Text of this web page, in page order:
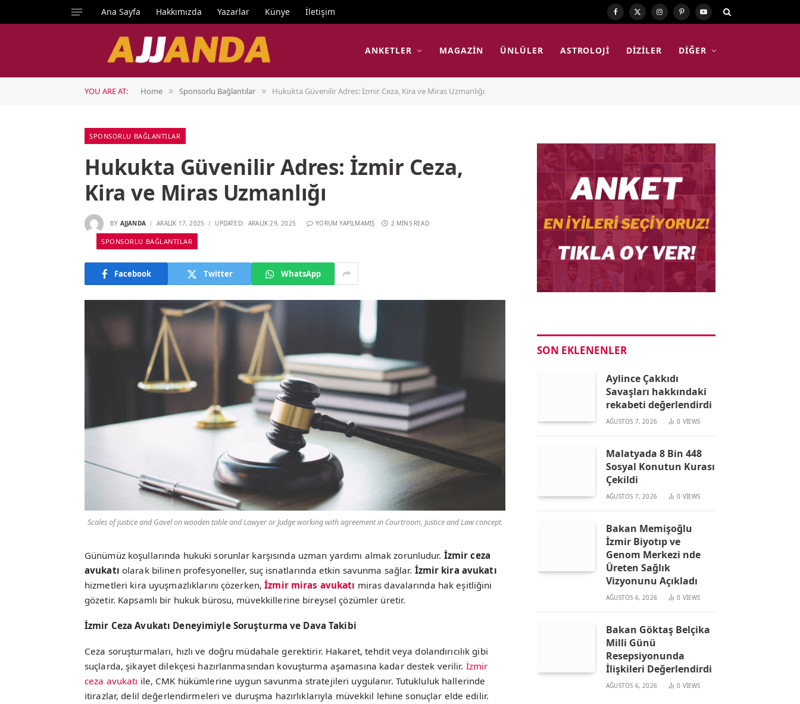
Ana Sayfa Hakkımızda Yazarlar Künye İletişim Facebook
X
Instagram
PinterestYouTube
ANKETLER MAGAZIN ÜNLÜLER ASTROLOJI DIZILER DIĞER
YOU ARE AT: Home » Sponsorlu Bağlantılar » Hukukta Güvenilir Adres: İzmir Ceza, Kira ve Miras Uzmanlığı
SPONSORLU BAĞLANTILAR
Hukukta Güvenilir Adres: İzmir Ceza,
Kira ve Miras Uzmanlığı
BY AJJANDA ARALIK 17, 2025 UPDATED: ARALIK 29, 2025 YORUM YAPILMAMIŞ 2 MINS READ
SPONSORLU BAĞLANTILAR
Facebook Twitter WhatsApp
Scales of justice and Gavel on wooden table and Lawyer or Judge working with agreement in Courtroom, Justice and Law concept.
Günümüz koşullarında hukuki sorunlar karşısında uzman yardımı almak zorunludur. İzmir ceza
avukatı olarak bilinen profesyoneller, suç isnatlarında etkin savunma sağlar. İzmir kira avukatı
hizmetleri kira uyuşmazlıklarını çözerken,İzmir miras avukatı miras davalarında hak eşitliğini
gözetir. Kapsamlı bir hukuk bürosu, müvekkillerine bireysel çözümler üretir.
İzmir Ceza Avukatı Deneyimiyle Soruşturma ve Dava Takibi
Ceza soruşturmaları, hızlı ve doğru müdahale gerektirir. Hakaret, tehdit veya dolandırıcılık gibi
suçlarda, şikayet dilekçesi hazırlanmasından kovuşturma aşamasına kadar destek verilir. İzmir
ceza avukatı ile, CMK hükümlerine uygun savunma stratejileri uygulanır. Tutukluluk hallerinde
itirazlar, delil değerlendirmeleri ve duruşma hazırlıklarıyla müvekkil lehine sonuçlar elde edilir.
SON EKLENENLER
Aylince Çakkıdı
Savaşları hakkındaki
rekabeti değerlendirdi
AĞUSTOS 7, 2026 0 VIEWS
Malatyada 8 Bin 448
Sosyal Konutun Kurası
Çekildi
AĞUSTOS 7, 2026 0 VIEWS
Bakan Memişoğlu
İzmir Biyotıp ve
Genom Merkezi nde
Üreten Sağlık
Vizyonunu Açıkladı
AĞUSTOS 6, 2026 0 VIEWS
Bakan Göktaş Belçika
Milli Günü
Resepsiyonunda
İlişkileri Değerlendirdi
AĞUSTOS 6, 2026 0 VIEWS